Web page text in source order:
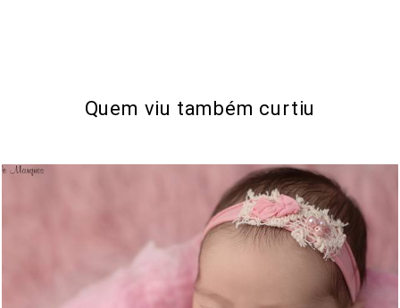
Quem viu também curtiu